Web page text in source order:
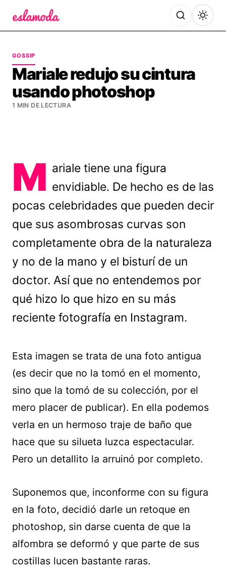
GOSSIP
Mariale redujo su cintura
usando photoshop
1 MIN DE LECTURA
M ariale tiene una figura
envidiable. De hecho es de las
pocas celebridades que pueden decir
que sus asombrosas curvas son
completamente obra de la naturaleza
y no de la mano y el bisturí de un
doctor. Así que no entendemos por
qué hizo lo que hizo en su más
reciente fotografía en Instagram.
Esta imagen se trata de una foto antigua
(es decir que no la tomó en el momento,
sino que la tomó de su colección, por el
mero placer de publicar). En ella podemos
verla en un hermoso traje de baño que
hace que su silueta luzca espectacular.
Pero un detallito la arruinó por completo.
Suponemos que, inconforme con su figura
en la foto, decidió darle un retoque en
photoshop, sin darse cuenta de que la
alfombra se deformó y que parte de sus
costillas lucen bastante raras.